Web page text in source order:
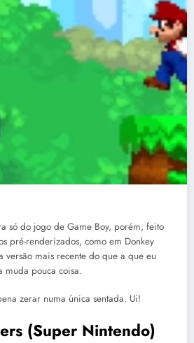
só do jogo de Game Boy, porém, feito
pré-renderizados, como em Donkey
versão mais recente do que a que eu
muda pouca coisa.
zerar numa única sentada. Ui!
(Super Nintendo)